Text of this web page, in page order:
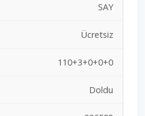
SAY
Ücretsiz
110+3+0+0+0
Doldu